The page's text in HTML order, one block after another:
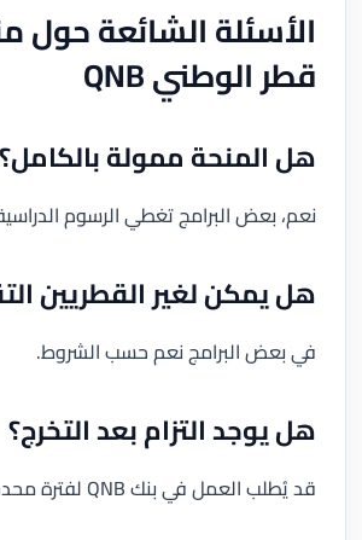
الأسئلة الشائعة حول
قطر الوطني QNB
هل المنحة ممولة بالكامل؟
نعم، بعض البرامج تغطي الرسوم الدراسية
هل يمكن لغير القطريين
في بعض البرامج نعم حسب الشروط.
هل يوجد التزام بعد التخرج؟
قد يُطلب العمل في بنك QNB لفترة محددة.